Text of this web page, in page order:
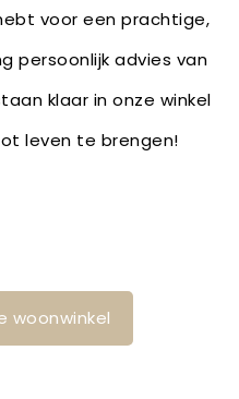
voor een prachtige,
persoonlijk advies van
klaar in onze winkel
leven te brengen!
woonwinkel